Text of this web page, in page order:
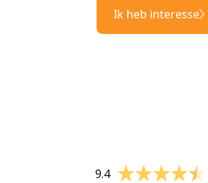
Ik heb interesse
9.4